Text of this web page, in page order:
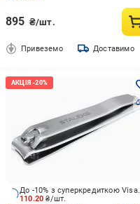
895 ₴/шт.
Привеземо Доставимо
110.20₴/шт.
До -10% з суперкредиткою Visa Вигода